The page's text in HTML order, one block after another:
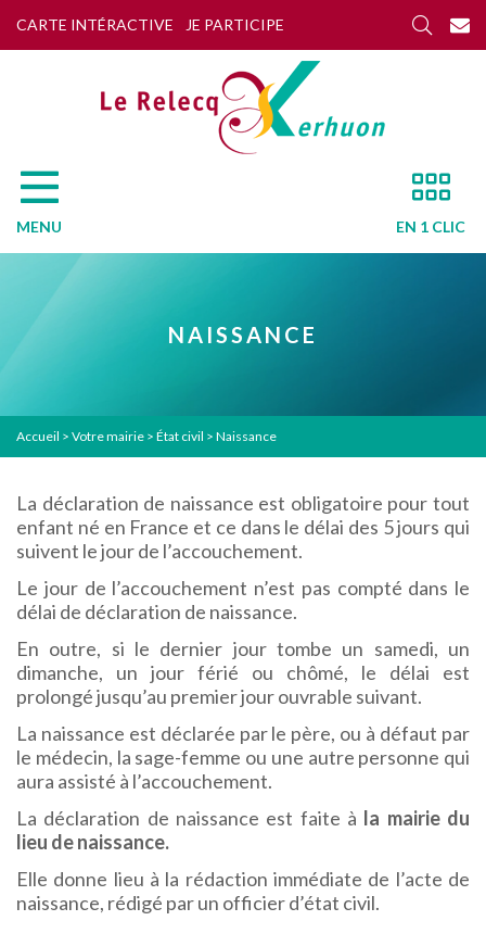
CARTE INTÉRACTIVE JE PARTICIPE
MENU EN 1 CLIC
NAISSANCE
Accueil > Votre mairie > État civil > Naissance
La déclaration de naissance est obligatoire pour tout
enfant né en France et ce dans le délai des 5 jours qui
suivent le jour de l’accouchement.
Le jour de l’accouchement n’est pas compté dans le
délai de déclaration de naissance.
En outre, si le dernier jour tombe un samedi, un
dimanche, un jour férié ou chômé, le délai est
prolongé jusqu’au premier jour ouvrable suivant.
La naissance est déclarée par le père, ou à défaut par
le médecin, la sage-femme ou une autre personne qui
aura assisté à l’accouchement.
La déclaration de naissance est faite à la mairie du
lieu de naissance.
Elle donne lieu à la rédaction immédiate de l’acte de
naissance, rédigé par un officier d’état civil.